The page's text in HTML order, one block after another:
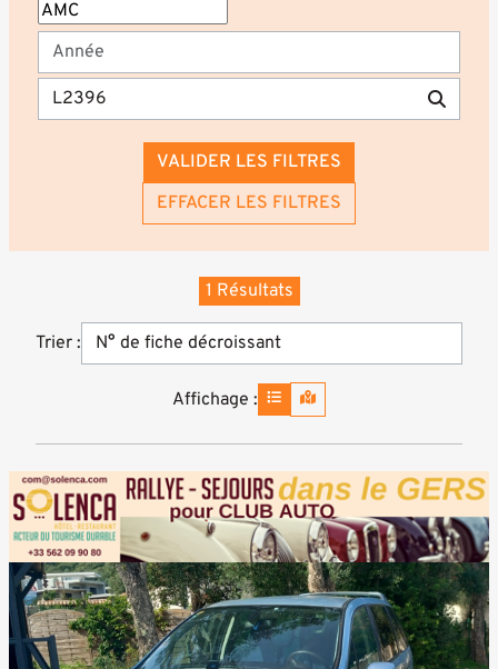
VALIDER LES FILTRES
EFFACER LES FILTRES
Trier :
1 Résultats
Affichage :